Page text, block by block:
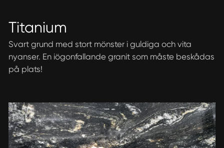
Titanium
Svart grund med stort mönster i guldiga och vita
nyanser. En iögonfallande granit som måste beskådas
på plats!